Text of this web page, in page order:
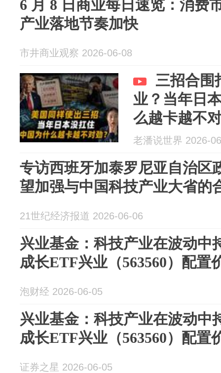
6 月 8 日商业每日速览：消费
产业落地节奏加快
市井商业观察 2026-06-08
三招合围
业？当年日
么越卡越不
老潘说世界 2026-
专访西班牙加泰罗尼亚自治区
望加强与中国科技产业大省的
21世纪经济报道 2026-06-06
兴业基金：科技产业在波动中
成长ETF兴业（563560）配置
泡财经 2026-06-05
兴业基金：科技产业在波动中
成长ETF兴业（563560）配置
证券之星 2026-06-05